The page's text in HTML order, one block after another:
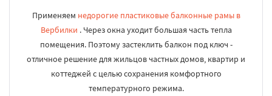
Применяем недорогие пластиковые балконные рамы в
Вербилки . Через окна уходит большая часть тепла
помещения. Поэтому застеклить балкон под ключ -
отличное решение для жильцов частных домов, квартир и
коттеджей с целью сохранения комфортного
температурного режима.